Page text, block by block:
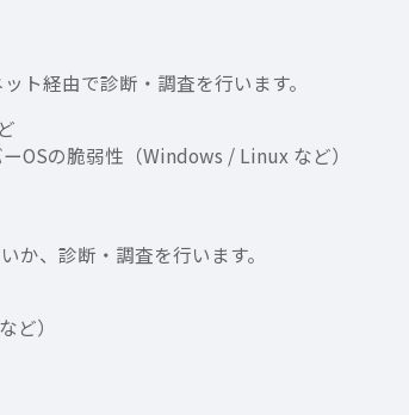
ト経由で診断・調査を行います。
OSの脆弱性（Windows / Linux など）
、診断・調査を行います。
ど）